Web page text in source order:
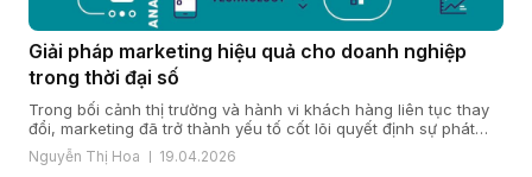
Giải pháp marketing hiệu quả cho doanh nghiệp
trong thời đại số
Trong bối cảnh thị trường và hành vi khách hàng liên tục thay
đổi, marketing đã trở thành yếu tố cốt lõi quyết định sự phát
triển của doanh nghiệp. Một giải pháp marketing hiệu quả nằm
ở cách doanh nghiệp hiểu khách hàng, xây dựng chiến lược
Nguyễn Thị Hoa 19.04.2026